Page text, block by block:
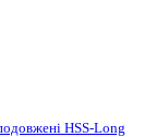
HSS-Long